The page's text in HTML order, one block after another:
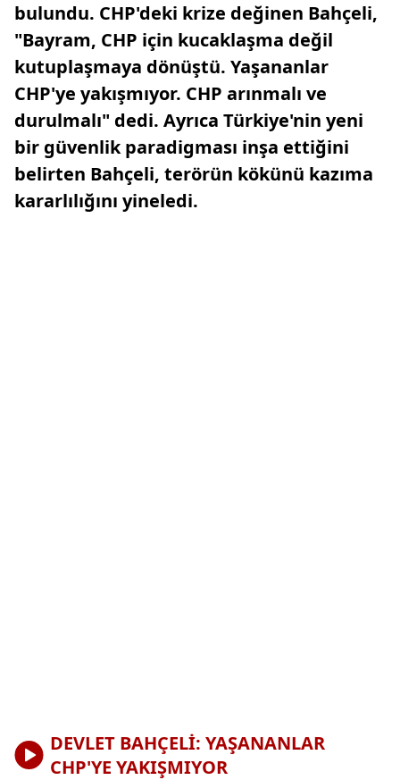
bulundu. CHP'deki krize değinen Bahçeli,
"Bayram, CHP için kucaklaşma değil
kutuplaşmaya dönüştü. Yaşananlar
CHP'ye yakışmıyor. CHP arınmalı ve
durulmalı" dedi. Ayrıca Türkiye'nin yeni
bir güvenlik paradigması inşa ettiğini
belirten Bahçeli, terörün kökünü kazıma
kararlılığını yineledi.
DEVLET BAHÇELİ: YAŞANANLAR
CHP'YE YAKIŞMIYOR